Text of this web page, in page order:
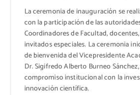
La ceremonia de inauguración se
con la participación de las
Coordinadores de Facultad,
invitados especiales. La ceremonia
de bienvenida del Vicepresidente
Dr. Sigifredo Alberto Burneo
compromiso institucional con la
innovación científica.